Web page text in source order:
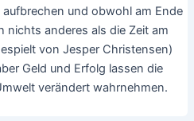
aufbrechen und obwohl am Ende
nichts anderes als die Zeit am
von Jesper Christensen)
Geld und Erfolg lassen die
verändert wahrnehmen.